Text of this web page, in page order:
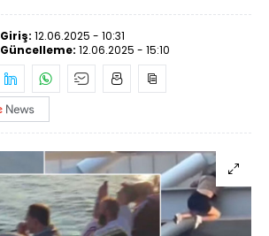
Giriş: 12.06.2025 - 10:31
Güncelleme: 12.06.2025 - 15:10